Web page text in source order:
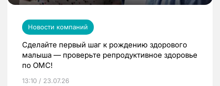
Новости компаний
Сделайте первый шаг к рождению здорового
малыша — проверьте репродуктивное здоровье
по ОМС!
13:10 / 23.07.26